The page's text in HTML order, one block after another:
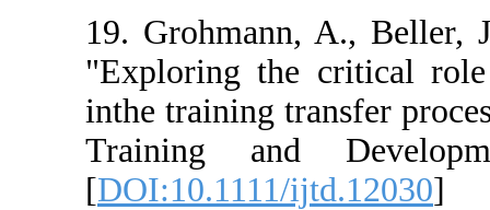
19.
"Exploring the
inthe training
Training
[DOI:10.1111/